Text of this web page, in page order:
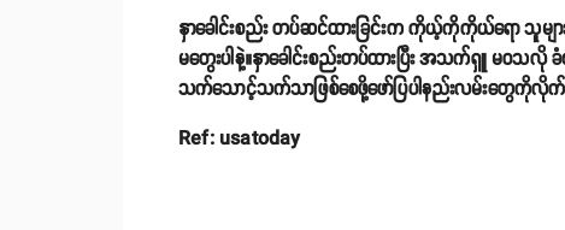
နှာခေါင်းစည်း တပ်ဆင်ထားခြင်းက ကိုယ့်ကိုကိုယ်ရော သူ
မတွေးပါနဲ့။နှာခေါင်းစည်းတပ်ထားပြီး အသက်ရှူ မဝသလို ခံစာ
သက်သောင့်သက်သာဖြစ်စေဖို့ဖော်ပြပါနည်းလမ်းတွေကိုလို
Ref: usatoday